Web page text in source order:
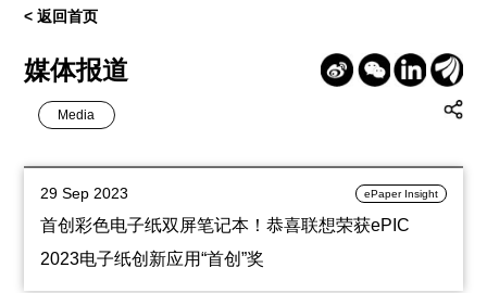
< 返回首页
媒体报道
Media
29 Sep 2023 ePaper Insight
首创彩色电子纸双屏笔记本！恭喜联想荣获ePIC
2023电子纸创新应用“首创”奖